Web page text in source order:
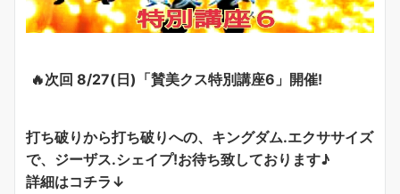
🔥次回 8/27(日)「賛美クス特別講座6」開催!
打ち破りから打ち破りへの、 キングダム.エクササイズ
で、ジーザス.シェイプ!お待ち致しております♪
詳細はコチラ↓